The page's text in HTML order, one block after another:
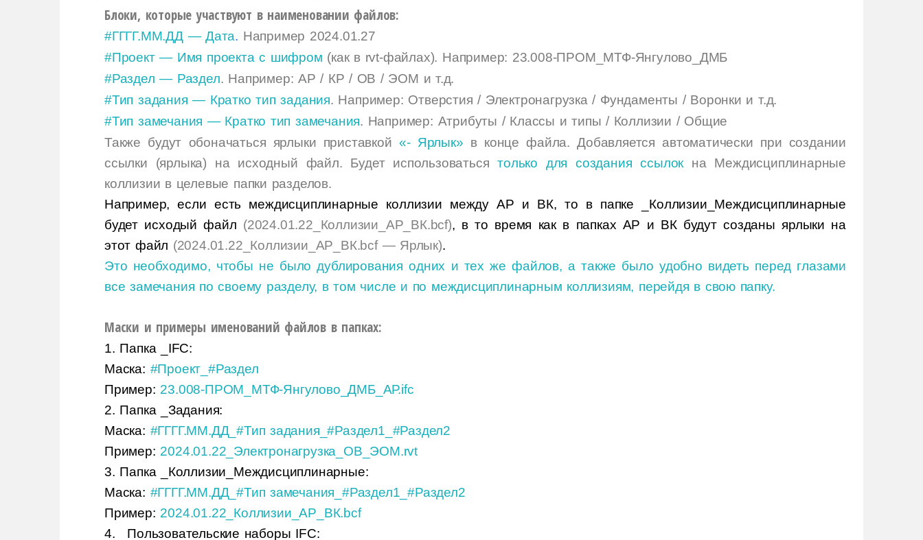
Блоки, которые участвуют в наименовании файлов:
#ГГГГ.ММ.ДД — Дата. Например 2024.01.27
#Проект— Имя проекта с шифром (как в rvt-файлах). Например: 23.008-ПРОМ_МТФ-Янгулово_ДМБ
#Раздел— Раздел. Например: АР / КР / ОВ / ЭОМ и т.д.
#Тип задания— Кратко тип задания. Например: Отверстия / Электронагрузка / Фундаменты / Воронки и т.д.
#Тип замечания — Кратко тип замечания. Например: Атрибуты / Классы и типы / Коллизии / Общие
Также будут обоначаться ярлыки приставкой «- Ярлык» в конце файла.Добавляется автоматически при создании
ссылки (ярлыка) на исходный файл. Будет использоватьсятолько для создания ссылок на Междисциплинарные
коллизии в целевые папки разделов.
Например, если есть междисциплинарные коллизии между АР и ВК, то в папке _Коллизии_Междисциплинарные
будет исходый файл (2024.01.22_Коллизии_АР_ВК.bcf), в то время как в папках АР и ВК будут созданы ярлыки на
этот файл (2024.01.22_Коллизии_АР_ВК.bcf — Ярлык).
Это необходимо, чтобы не было дублирования одних и тех же файлов, а также было удобно видеть перед глазами
все замечания по своему разделу, в том числе и по междисциплинарным коллизиям, перейдя в свою папку.
Маски и примеры именований файлов в папках:
1. Папка _IFC:
Маска: #Проект_#Раздел
Пример: 23.008-ПРОМ_МТФ-Янгулово_ДМБ_АР.ifc
2. Папка _Задания:
Маска: #ГГГГ.ММ.ДД_#Тип задания_#Раздел1_#Раздел2
Пример: 2024.01.22_Электронагрузка_ОВ_ЭОМ.rvt
3. Папка _Коллизии_Междисциплинарные:
Маска: #ГГГГ.ММ.ДД_#Тип замечания_#Раздел1_#Раздел2
Пример: 2024.01.22_Коллизии_АР_ВК.bcf
4. _Пользовательские наборы IFC: